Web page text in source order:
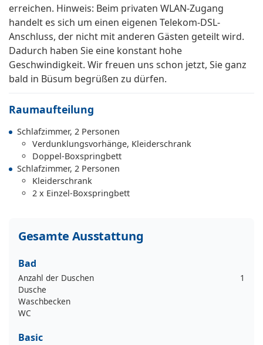
erreichen. Hinweis: Beim privaten WLAN-Zugang
handelt es sich um einen eigenen Telekom-DSL-
Anschluss, der nicht mit anderen Gästen geteilt wird.
Dadurch haben Sie eine konstant hohe
Geschwindigkeit. Wir freuen uns schon jetzt, Sie ganz
bald in Büsum begrüßen zu dürfen.
Raumaufteilung
Schlafzimmer, 2 Personen
Verdunklungsvorhänge, Kleiderschrank
Doppel-Boxspringbett
Schlafzimmer, 2 Personen
Kleiderschrank
2 x Einzel-Boxspringbett
Gesamte Ausstattung
Bad
Anzahl der Duschen
1
Dusche
Waschbecken
WC
Basic